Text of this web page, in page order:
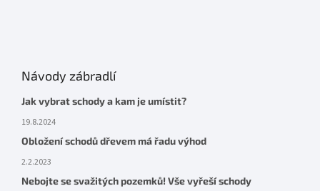
Návody zábradlí
Jak vybrat schody a kam je umístit?
19.8.2024
Obložení schodů dřevem má řadu výhod
2.2.2023
Nebojte se svažitých pozemků! Vše vyřeší schody